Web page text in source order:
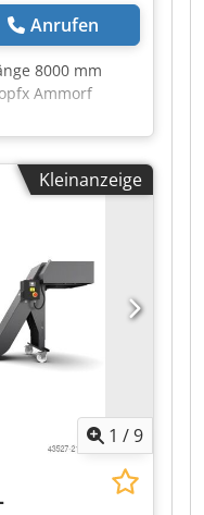
Anrufen
8000 mm
Ammorf
ca.
Die techn.
Einen
vor; es gelten
und
15.000 m²
als 10.000
Sie wollen
Ihren Betrieb
an. Weitere
möglich.
Ihr Markus
Kleinanzeige
1 /9